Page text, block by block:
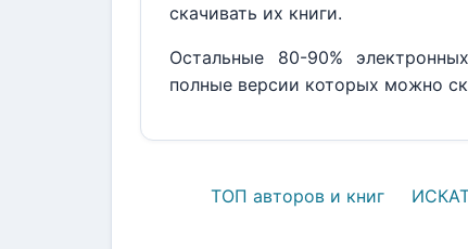
скачивать их книги.
Остальные 80-90%
полные версии которых можно
ТОП авторов и книг